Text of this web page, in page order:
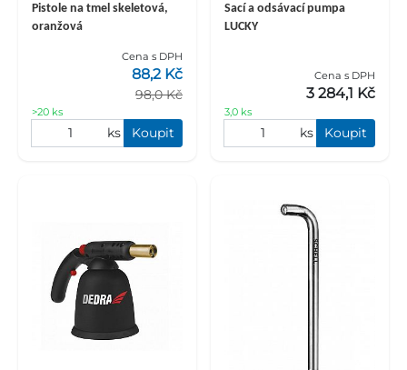
Pistole na tmel skeletová,
oranžová
Cena s DPH
98,0 Kč
88,2 Kč
>20 ks
ks Koupit
Sací a odsávací pumpa
LUCKY
Cena s DPH
3 284,1 Kč
3,0 ks
ks Koupit